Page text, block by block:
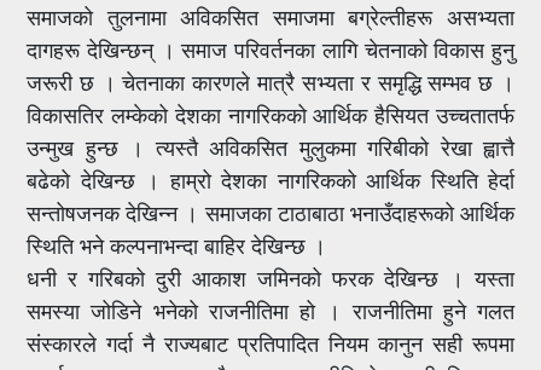
समाजको तुलनामा अविकसित समाजमा बग्रेल्तीहरू असभ्यता
दागहरू देखिन्छन् । समाज परिवर्तनका लागि चेतनाको विकास हुनु
जरूरी छ । चेतनाका कारणले मात्रै सभ्यता र समृद्धि सम्भव छ ।
विकासतिर लम्केको देशका नागरिकको आर्थिक हैसियत उच्चतातर्फ
उन्मुख हुन्छ । त्यस्तै अविकसित मुलुकमा गरिबीको रेखा ह्वात्तै
बढेको देखिन्छ । हाम्रो देशका नागरिकको आर्थिक स्थिति हेर्दा
सन्तोषजनक देखिन्न । समाजका टाठाबाठा भनाउँदाहरूको आर्थिक
स्थिति भने कल्पनाभन्दा बाहिर देखिन्छ ।
धनी र गरिबको दुरी आकाश जमिनको फरक देखिन्छ । यस्ता
समस्या जोडिने भनेको राजनीतिमा हो । राजनीतिमा हुने गलत
संस्कारले गर्दा नै राज्यबाट प्रतिपादित नियम कानुन सही रूपमा